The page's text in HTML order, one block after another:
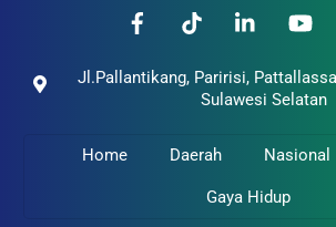
Jl.Pallantikang, Paririsi,
Sulawesi Selatan
Home Daerah Nasional
Gaya Hidup